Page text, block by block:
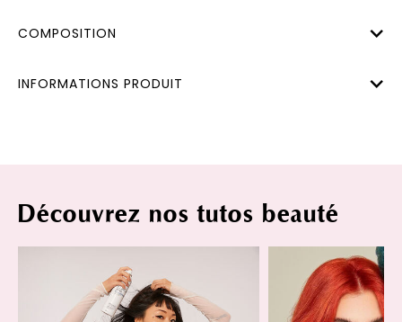
COMPOSITION
INFORMATIONS PRODUIT
Découvrez nos tutos beauté